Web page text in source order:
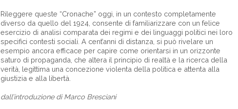
Rileggere queste “Cronache” oggi, in un contesto completamente
diverso da quello del 1924, consente di familiarizzare con un felice
esercizio di analisi comparata dei regimi e dei linguaggi politici nei loro
specifici contesti sociali. A cent’anni di distanza, si può rivelare un
esempio ancora efficace per capire come orientarsi in un orizzonte
saturo di propaganda, che altera il principio di realtà e la ricerca della
verità, legittima una concezione violenta della politica e attenta alla
giustizia e alla libertà.
dall’introduzione di Marco Bresciani